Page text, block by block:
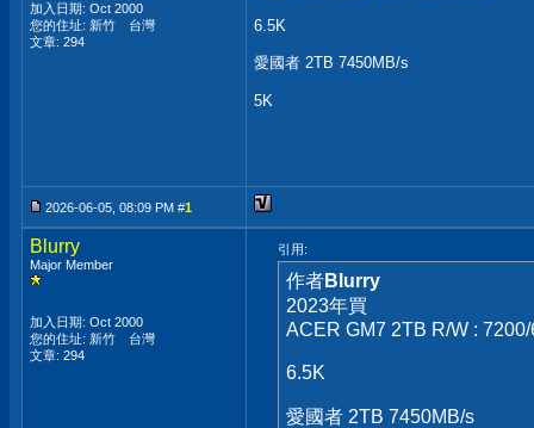
加入日期: Oct 2000
您的住址: 新竹 台灣
文章: 294
6.5K
愛國者 2TB 7450MB/s
5K
2026-06-05, 08:09 PM #1
Blurry
Major Member
加入日期: Oct 2000
您的住址: 新竹 台灣
文章: 294
引用:
作者Blurry
2023年買
ACER GM7 2TB R/W :
6.5K
愛國者 2TB 7450MB/s